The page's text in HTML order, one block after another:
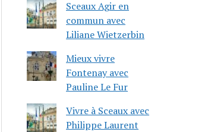
Sceaux Agir en
commun avec
Liliane Wietzerbin
Mieux vivre
Fontenay avec
Pauline Le Fur
Vivre à Sceaux avec
Philippe Laurent